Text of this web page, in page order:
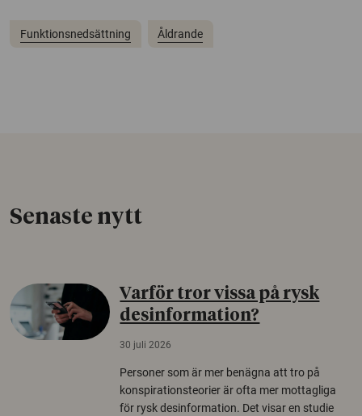
Funktionsnedsättning Åldrande
Senaste nytt
Varför tror vissa på rysk
desinformation?
30 juli 2026
Personer som är mer benägna att tro på
konspirationsteorier är ofta mer mottagliga
för rysk desinformation. Det visar en studie